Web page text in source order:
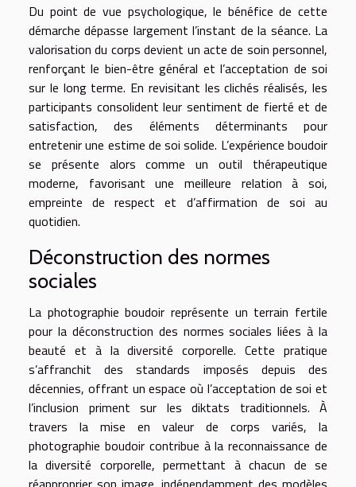
Du point de vue psychologique, le bénéfice de cette
démarche dépasse largement l’instant de la séance. La
valorisation du corps devient un acte de soin personnel,
renforçant le bien-être général et l’acceptation de soi
sur le long terme. En revisitant les clichés réalisés, les
participants consolident leur sentiment de fierté et de
satisfaction, des éléments déterminants pour
entretenir une estime de soi solide. L’expérience boudoir
se présente alors comme un outil thérapeutique
moderne, favorisant une meilleure relation à soi,
empreinte de respect et d’affirmation de soi au
quotidien.
Déconstruction des normes
sociales
La photographie boudoir représente un terrain fertile
pour la déconstruction des normes sociales liées à la
beauté et à la diversité corporelle. Cette pratique
s’affranchit des standards imposés depuis des
décennies, offrant un espace où l’acceptation de soi et
l’inclusion priment sur les diktats traditionnels. À
travers la mise en valeur de corps variés, la
photographie boudoir contribue à la reconnaissance de
la diversité corporelle, permettant à chacun de se